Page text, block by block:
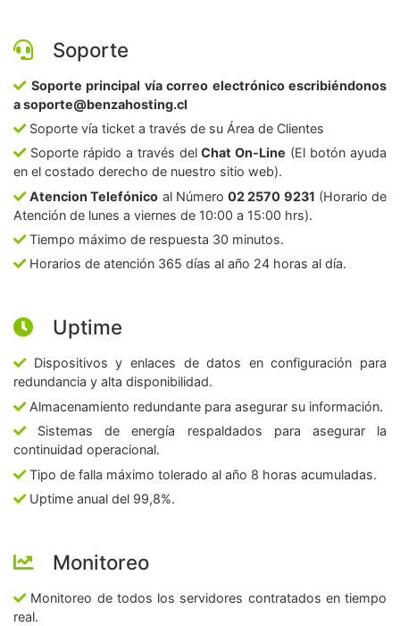
Soporte
Soporte principal vía correo electrónico escribiéndonos
a soporte@benzahosting.cl
Soporte vía ticket a través de su Área de Clientes
Soporte rápido a través delChat On-Line (El botón ayuda
en el costado derecho de nuestro sitio web).
Atencion Telefónico al Número02 2570 9231 (Horario de
Atención de lunes a viernes de 10:00 a 15:00 hrs).
Tiempo máximo de respuesta 30 minutos.
Horarios de atención 365 días al año 24 horas al día.
Uptime
Dispositivos y enlaces de datos en configuración para
redundancia y alta disponibilidad.
Almacenamiento redundante para asegurar su información.
Sistemas de energía respaldados para asegurar la
continuidad operacional.
Tipo de falla máximo tolerado al año 8 horas acumuladas.
Uptime anual del 99,8%.
Monitoreo
Monitoreo de todos los servidores contratados en tiempo
real.